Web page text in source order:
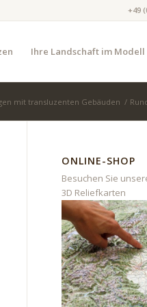
+49
Ihre Landschaft im Modell
mit transluzenten Gebäuden /
ONLINE-SHOP
Besuchen Sie
3D Reliefkarten